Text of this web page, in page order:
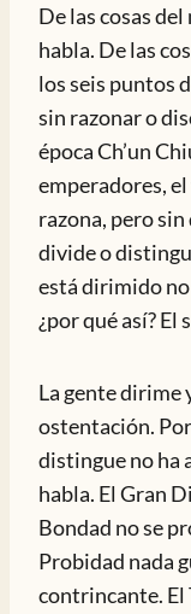
De las cosas
habla. De las
los seis puntos
sin razonar o
época Ch’un
emperadores,
razona, pero
divide o
está dirimido
¿por qué así? El
La gente
ostentación.
distingue no ha
habla. El Gran
Bondad no se
Probidad nada
contrincante. El